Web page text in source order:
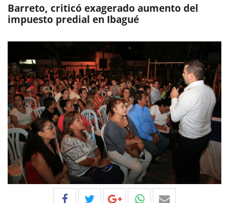
Barreto, criticó exagerado aumento del
impuesto predial en Ibagué